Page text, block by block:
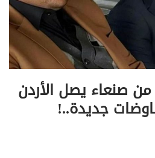
صنعاء يصل الأردن
جديدة..!